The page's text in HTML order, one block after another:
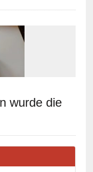
wurde die